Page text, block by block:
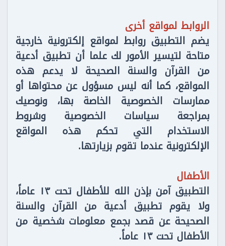
الروابط لمواقع أخرى
يضم التطبيق روابط لمواقع إلكترونية خارجية
متاحة لتيسير الأمور لك علما أن تطبيق أدعية
من القرآن والسنة الصحيحة لا يدعم هذه
المواقع، كما أنه ليس مسؤول عن محتواها أو
ممارسات الخصوصية الخاصة بها، ونوصيك
بمراجعة سياسات الخصوصية وشروط
الاستخدام التي تحكم هذه المواقع
الإلكترونية عندما تقوم بزيارتها.
الأطفال
التطبيق آمن بإذن الله للأطفال تحت ١٣ عاماً،
ولا يقوم تطبيق أدعية من القرآن والسنة
الصحيحة عن قصد بجمع معلومات شخصية من
الأطفال تحت ١٣ عاماً.